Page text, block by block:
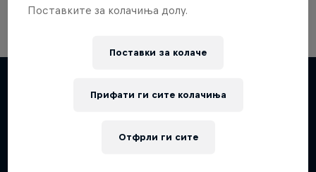
Поставките за колачиња долу.
Поставки за колачe
Отфрли ги сите
Прифати ги сите колачиња